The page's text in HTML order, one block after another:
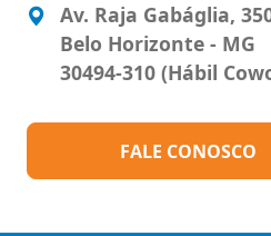
Av. Raja Gabáglia,
Belo Horizonte - MG
30494-310 (Hábil
FALE CONOSCO